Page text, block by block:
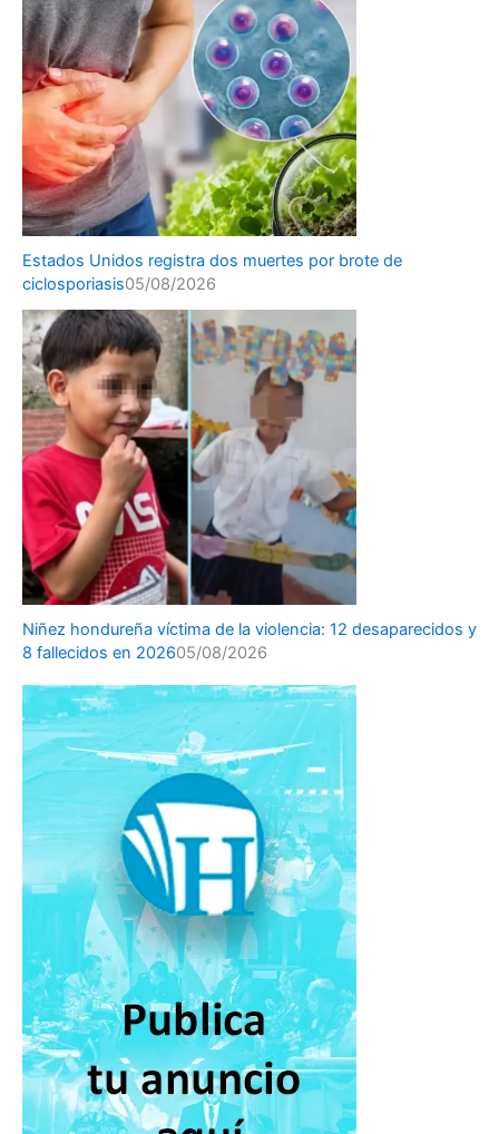
Estados Unidos registra dos muertes por brote de
ciclosporiasis05/08/2026
Niñez hondureña víctima de la violencia: 12 desaparecidos y
8 fallecidos en 202605/08/2026